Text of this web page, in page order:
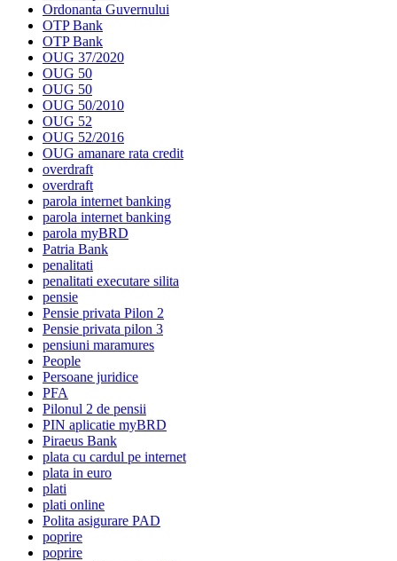
Ordonanta Guvernului
OTP Bank
OTP Bank
OUG 37/2020
OUG 50
OUG 50
OUG 50/2010
OUG 52
OUG 52/2016
OUG amanare rata credit
overdraft
overdraft
parola internet banking
parola internet banking
parola myBRD
Patria Bank
penalitati
penalitati executare silita
pensie
Pensie privata Pilon 2
Pensie privata pilon 3
pensiuni maramures
People
Persoane juridice
PFA
Pilonul 2 de pensii
PIN aplicatie myBRD
Piraeus Bank
plata cu cardul pe internet
plata in euro
plati
plati online
Polita asigurare PAD
poprire
poprire